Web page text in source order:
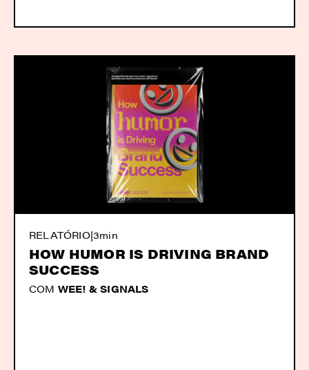
RELATÓRIO|3min
HOW HUMOR IS DRIVING BRAND
SUCCESS
COM WEE! & SIGNALS